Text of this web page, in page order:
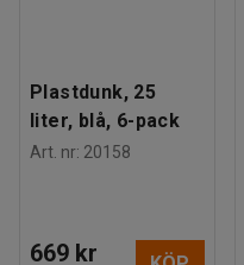
Plastdunk, 25
liter, blå, 6-pack
Art. nr: 20158
669 kr